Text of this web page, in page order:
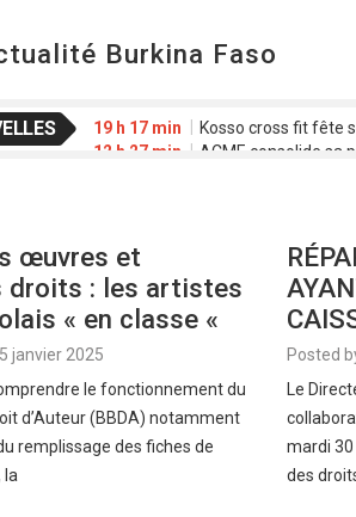
Burkina Faso
19 h 17 min
Kosso cross fit fête
12 h 27 min
ACME consolide sa
Déclaration des
œuvres et
droits : les artistes
« en classe «
janvier 2025
le fonctionnement du
d’Auteur (BBDA) notamment
remplissage des fiches de
la
Posted
Le
mardi
des